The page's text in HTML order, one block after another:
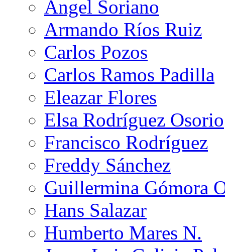
Ángel Soriano
Armando Ríos Ruiz
Carlos Pozos
Carlos Ramos Padilla
Eleazar Flores
Elsa Rodríguez Osorio
Francisco Rodríguez
Freddy Sánchez
Guillermina Gómora
Hans Salazar
Humberto Mares N.